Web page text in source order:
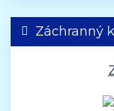
Záchranný